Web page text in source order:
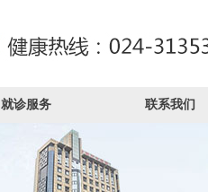
就诊服务 联系我们